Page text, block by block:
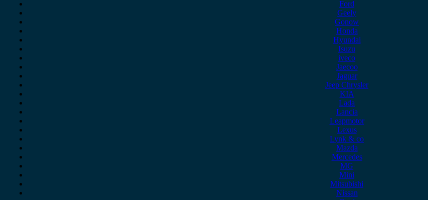
Ford
Geely
Gonow
Honda
Hyundai
Isuzu
iveco
Jaecoo
Jaguar
Jeep Chrysler
KIA
Lada
Lancia
Leapmotor
Lexus
Lynk & co
Mazda
Mercedes
MG
Mini
Mitsubishi
Nissan